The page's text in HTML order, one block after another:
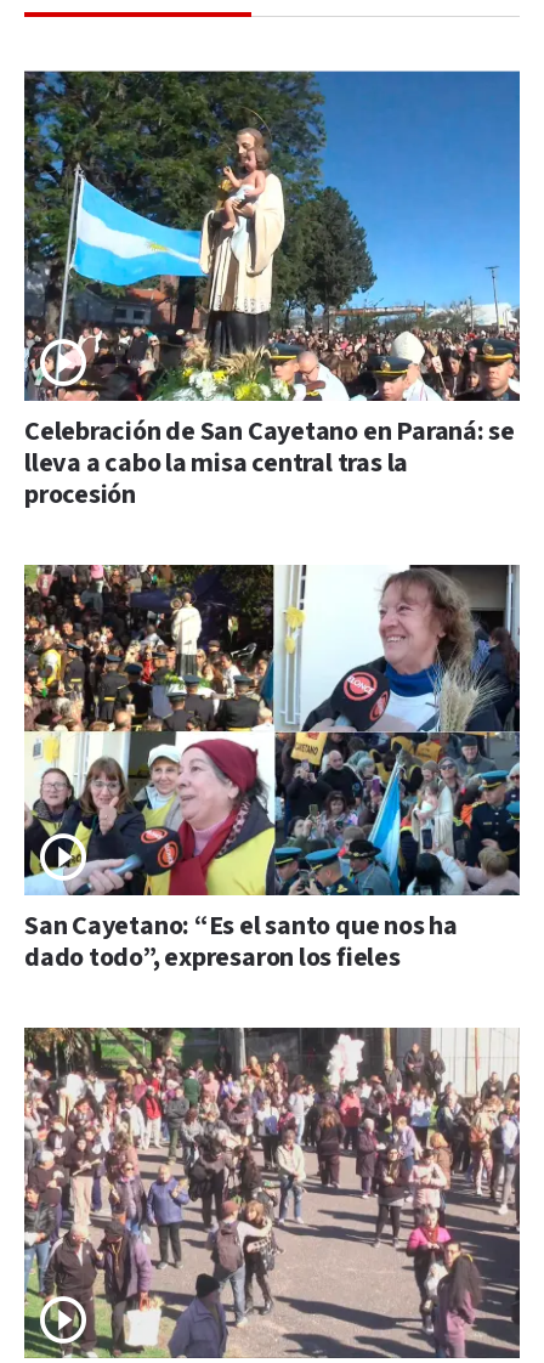
Celebración de San Cayetano en Paraná: se
lleva a cabo la misa central tras la
procesión
San Cayetano: “Es el santo que nos ha
dado todo”, expresaron los fieles